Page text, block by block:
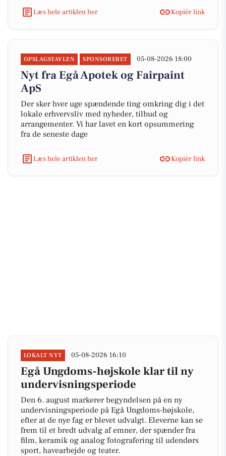
Læs hele artiklen her
Kopiér link
OPSLAGSTAVLEN SPONSORERET 05-08-2026 18:00
Nyt fra Egå Apotek og Fairpaint
ApS
Der sker hver uge spændende ting omkring dig i det
lokale erhvervsliv med nyheder, tilbud og
arrangementer. Vi har lavet en kort opsummering
fra de seneste dage
Læs hele artiklen her Kopiér link
LOKALT NYT 05-08-2026 16:10
Egå Ungdoms-højskole klar til ny
undervisningsperiode
Den 6. august markerer begyndelsen på en ny
undervisningsperiode på Egå Ungdoms-højskole,
efter at de nye fag er blevet udvalgt. Eleverne kan se
frem til et bredt udvalg af emner, der spænder fra
film, keramik og analog fotografering til udendørs
sport, havearbejde og teater.